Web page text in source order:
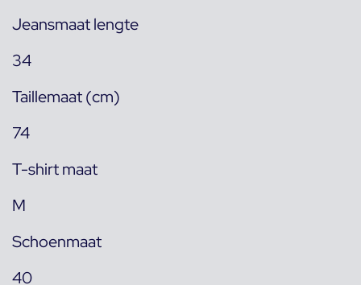
Jeansmaat lengte
34
Taillemaat (cm)
74
T-shirt maat
M
Schoenmaat
40